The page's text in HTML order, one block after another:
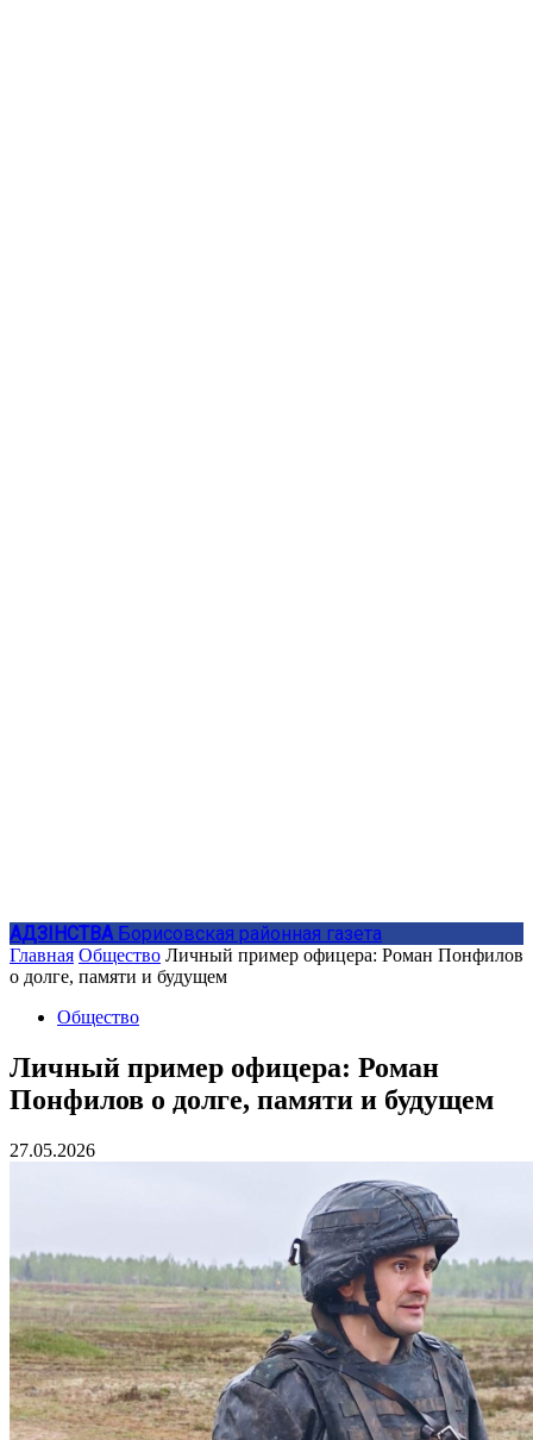
АДЗIНСТВА Борисовская районная газета
Главная Общество Личный пример офицера: Роман Понфилов
о долге, памяти и будущем
Общество
Личный пример офицера: Роман
Понфилов о долге, памяти и будущем
27.05.2026